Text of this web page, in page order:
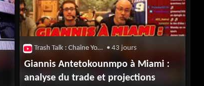
Trash Talk : Chaîne Youtube • 43 jours
Giannis Antetokounmpo à Miami :
analyse du trade et projections